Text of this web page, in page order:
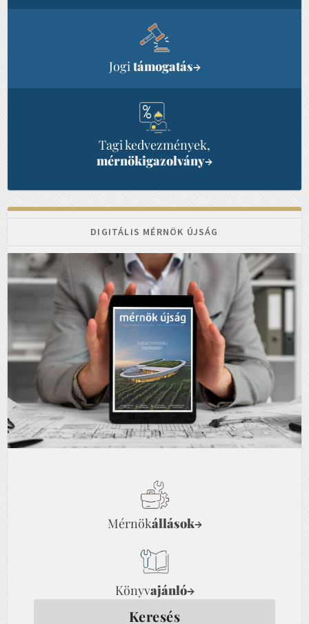
Jogitámogatás→
Tagi kedvezmények,
mérnökigazolvány→
DIGITÁLIS MÉRNÖK ÚJSÁG
Mérnökállások→
Könyvajánló→
Keresés